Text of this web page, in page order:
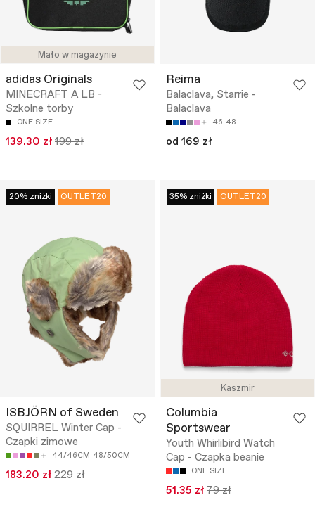
Mało w magazynie
adidas Originals
MINECRAFT A LB -
Szkolne torby
ONE SIZE
139.30 zł 199 zł
Reima
Balaclava, Starrie -
Balaclava
46 48
od 169 zł
20% zniżki OUTLET20
ISBJÖRN of Sweden
SQUIRREL Winter Cap -
Czapki zimowe
44/46CM 48/50CM
183.20 zł 229 zł
Kaszmir
35% zniżki OUTLET20
Columbia
Sportswear
Youth Whirlibird Watch
Cap - Czapka beanie
ONE SIZE
51.35 zł 79 zł